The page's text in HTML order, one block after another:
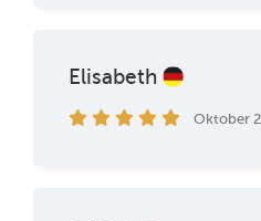
Elisabeth
Oktober